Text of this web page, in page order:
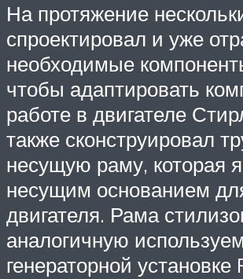
На протяжение
спроектировал и уже
необходимые
чтобы адаптировать
работе в двигателе
также сконструировал
несущую раму, которая
несущим основанием
двигателя. Рама
аналогичную
генераторной установке